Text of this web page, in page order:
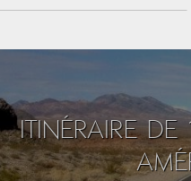
ITINÉRAIRE